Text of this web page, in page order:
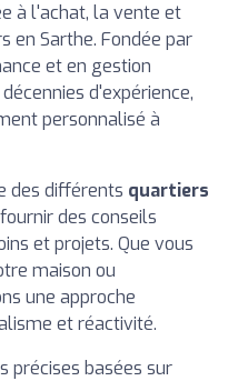
à l'achat, la vente et
en Sarthe. Fondée par
et en gestion
d'expérience,
personnalisé à
des différents quartiers
des conseils
et projets. Que vous
maison ou
une approche
et réactivité.
précises basées sur